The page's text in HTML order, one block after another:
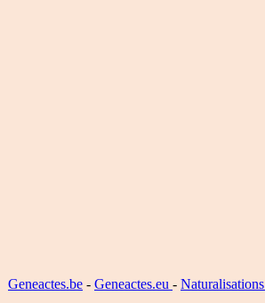
Geneactes.be - Geneactes.eu - Naturalisations